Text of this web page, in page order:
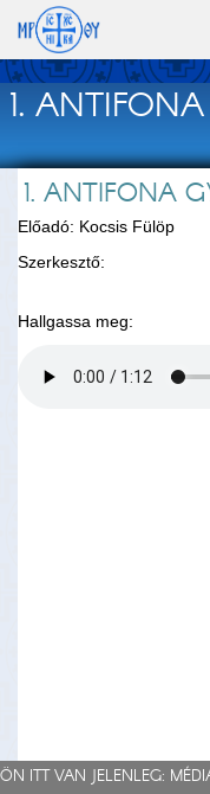
1.
1. ANTIFONA
Előadó: Kocsis Fülöp
Szerkesztő:
Hallgassa meg:
ÖN ITT VAN JELENLEG: